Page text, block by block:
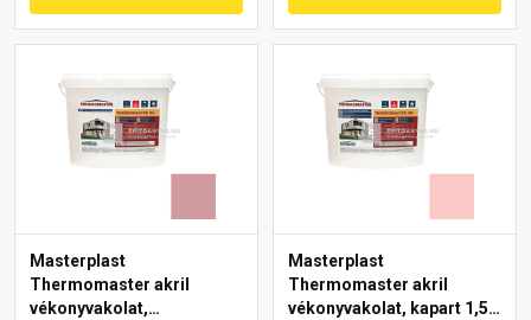
Masterplast
Thermomaster akril
vékonyvakolat,
Masterplast
Thermomaster akril
vékonyvakolat, kapart 1,5